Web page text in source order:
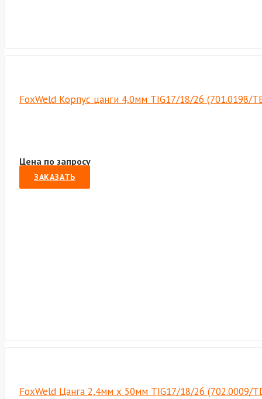
FoxWeld Корпус цанги 4,0мм TIG17/18/26 (701.0198/
Цена по запросу
ЗАКАЗАТЬ
FoxWeld Цанга 2,4мм х 50мм TIG17/18/26 (702.0009/